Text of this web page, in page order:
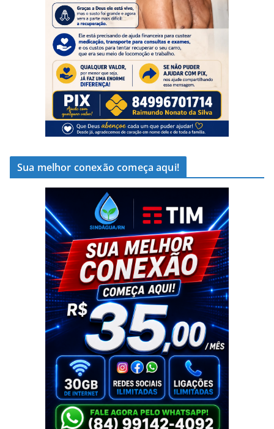
Sua melhor conexão começa aqui!